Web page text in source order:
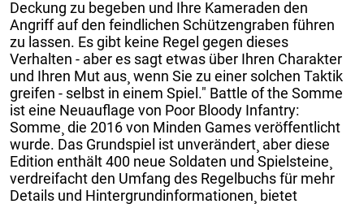
Deckung zu begeben und Ihre Kameraden den
Angriff auf den feindlichen Schützengraben führen
zu lassen. Es gibt keine Regel gegen dieses
Verhalten - aber es sagt etwas über Ihren Charakter
und Ihren Mut aus¸ wenn Sie zu einer solchen Taktik
greifen - selbst in einem Spiel." Battle of the Somme
ist eine Neuauflage von Poor Bloody Infantry:
Somme¸ die 2016 von Minden Games veröffentlicht
wurde. Das Grundspiel ist unverändert¸ aber diese
Edition enthält 400 neue Soldaten und Spielsteine¸
verdreifacht den Umfang des Regelbuchs für mehr
Details und Hintergrundinformationen¸ bietet